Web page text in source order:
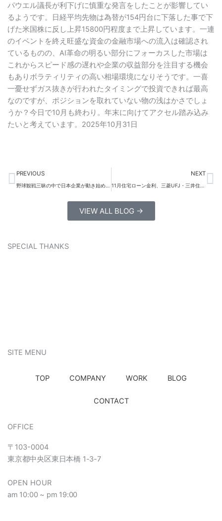
パウエル議長が利下げに慎重な発言をしたことが影響してい
るようです。日経平均先物は為替が154円台に下落した事で下
げた米国株に反し上昇15800円程度まで上昇しています。一連
のイベントを終え旺盛な資金の金融市場への流入は確認され
ているものの、AI革命の明るい部分にフォーカスした市場は
これからスピード感の遅れや企業の収益部分を注目する機会
もありボラティリティの高い相場環境になりそうです。一喜
一憂せずガス抜きが行われたタイミングで投資できれば最高
なのですが、ポジションを取れていない物の浅はかさでしょ
うか？今日で10月も終わり。年末に向けてアクセル踏み込み
たいと考えています。2025年10月31日
Prev
PREVIOUS
野球観戦三昧の中で日本企業が動き始めています。日経51000円台
NEXT
11月住宅ローン金利、三菱UFJ・三井住友信託が10年固定金利を上げ。景気は息の長い拡大を続けそうです。
VIEW ALL BLOG →
SPECIAL THANKS
SITE MENU
TOP COMPANY WORK BLOG
CONTACT
OFFICE
〒103-0004
東京都中央区東日本橋 1-3-7
OPEN HOUR
am 10:00 ~ pm 19:00